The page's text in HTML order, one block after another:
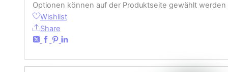
Optionen können auf der Produktseite gewählt werden
Wishlist
Share